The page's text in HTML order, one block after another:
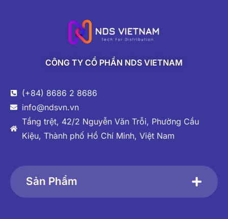
CÔNG TY CỔ PHẦN NDS VIETNAM
(+84) 8686 2 8686
info@ndsvn.vn
Tầng trệt, 42/2 Nguyễn Văn Trỗi, Phường Cầu
Kiệu, Thành phố Hồ Chí Minh, Việt Nam
Sản Phẩm